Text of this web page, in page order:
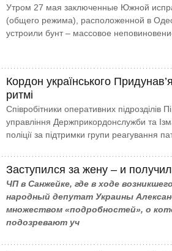
Утром 27 мая заключенные Южной
(общего режима), расположенной в
устроили бунт – массовое
Кордон українського
ритмі
Співробітники оперативних підрозділів
управління Держприкордонслужби та
поліції за підтримки групи реагування
Заступился за жену – и
ЧП в Санжейке, где в ходе
народный депутат Украины
множеством «подробностей», о
подозревают уч